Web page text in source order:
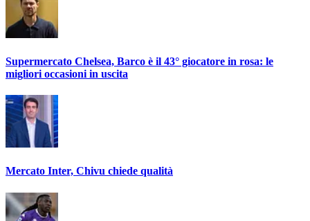
Supermercato Chelsea, Barco è il 43° giocatore in rosa: le
migliori occasioni in uscita
Mercato Inter, Chivu chiede qualità